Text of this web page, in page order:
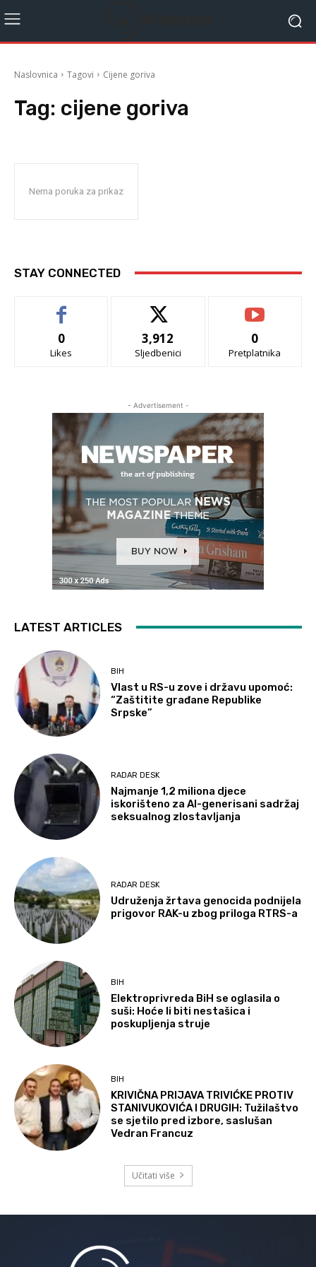
Naslovnica Tagovi Cijene goriva
Tag: cijene goriva
Nema poruka za prikaz
STAY CONNECTED
0
Likes
3,912
Sljedbenici
0
Pretplatnika
- Advertisement -
LATEST ARTICLES
BIH
Vlast u RS-u zove i državu upomoć:
“Zaštitite građane Republike
Srpske”
RADAR DESK
Najmanje 1,2 miliona djece
iskorišteno za AI-generisani sadržaj
seksualnog zlostavljanja
RADAR DESK
Udruženja žrtava genocida podnijela
prigovor RAK-u zbog priloga RTRS-a
BIH
Elektroprivreda BiH se oglasila o
suši: Hoće li biti nestašica i
poskupljenja struje
BIH
KRIVIČNA PRIJAVA TRIVIĆKE PROTIV
STANIVUKOVIĆA I DRUGIH: Tužilaštvo
se sjetilo pred izbore, saslušan
Vedran Francuz
Učitati više